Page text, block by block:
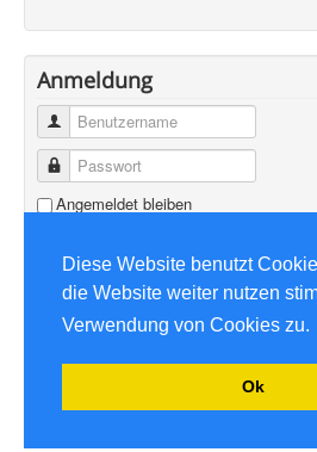
Diese Website benutzt
die Website weiter nutzen
Verwendung von Cookies zu.
Ok
Anmeldung
Benutzername
Passwort
Angemeldet bleiben
Benutzername vergessen?
Passwort vergessen?